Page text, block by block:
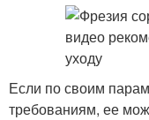
Если по своим
требованиям, ее